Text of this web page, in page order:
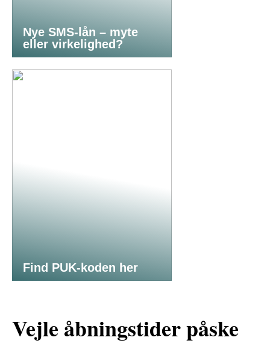
Nye SMS-lån – myte
eller virkelighed?
Find PUK-koden her
Vejle åbningstider påske